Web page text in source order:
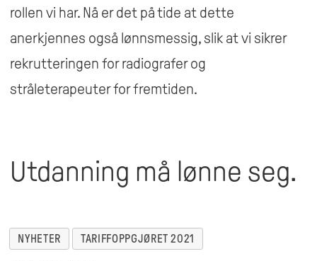
rollen vi har. Nå er det på tide at dette
anerkjennes også lønnsmessig, slik at vi sikrer
rekrutteringen for radiografer og
stråleterapeuter for fremtiden.
Utdanning må lønne seg.
NYHETER TARIFFOPPGJØRET 2021